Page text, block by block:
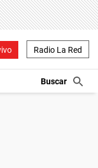
Radio La Red